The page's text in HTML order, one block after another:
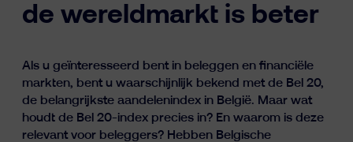
Vermogensbeheer
Inzichten
de wereldmarkt is beter
Als u geïnteresseerd bent in beleggen en financiële
markten, bent u waarschijnlijk bekend met de Bel 20,
de belangrijkste aandelenindex in België. Maar wat
houdt de Bel 20-index precies in? En waarom is deze
relevant voor beleggers? Hebben Belgische